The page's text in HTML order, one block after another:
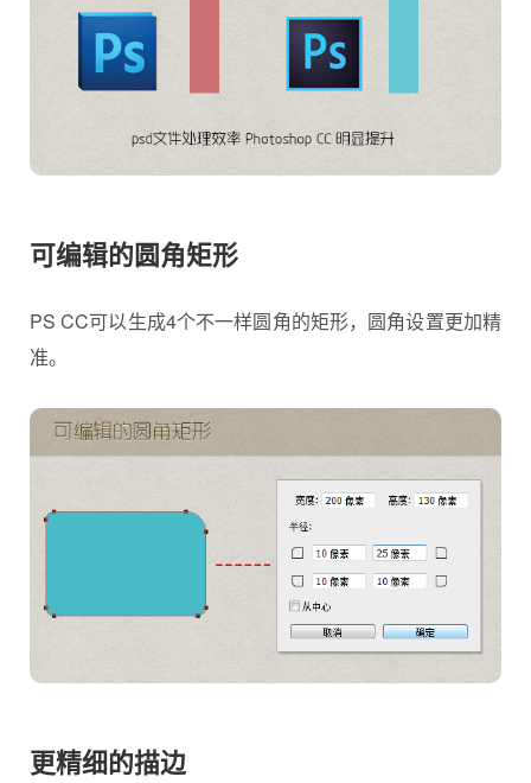
可编辑的圆角矩形
PS CC可以生成4个不一样圆角的矩形，圆角设置更加精
准。
更精细的描边